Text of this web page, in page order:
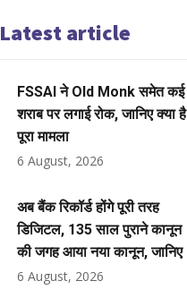
Latest article
FSSAI ने Old Monk समेत कई
शराब पर लगाई रोक, जानिए क्या है
पूरा मामला
6 August, 2026
अब बैंक रिकॉर्ड होंगे पूरी तरह
डिजिटल, 135 साल पुराने कानून
की जगह आया नया कानून, जानिए
6 August, 2026